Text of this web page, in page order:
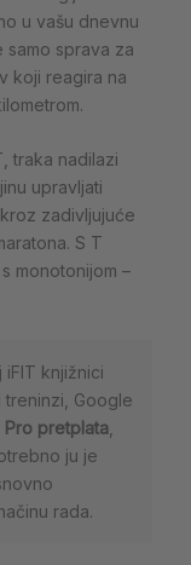
u vašu dnevnu
samo sprava za
koji reagira na
traka nadilazi
upravljati
zadivljujuće
S T
monotonijom –
iFIT knjižnici
treninzi, Google
Pro pretplata
ju je
rada.